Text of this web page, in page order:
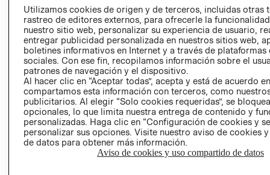
AVISO DE
PRIVACIDAD
GIFT CARD
AVISO DE
COOKIES
Uruguay ($U)
Utilizamos cookies de origen y de terceros, incluidas otras
rastreo de editores externos, para ofrecerle la
nuestro sitio web, personalizar su experiencia de usuario,
entregar publicidad personalizada en nuestros sitios web,
boletines informativos en Internet y a través de plataformas
sociales. Con ese fin, recopilamos información sobre el
patrones de navegación y el dispositivo.
Al hacer clic en “Aceptar todas”, acepta y está de acuerdo
compartamos esta información con terceros, como
publicitarios. Al elegir “Solo cookies requeridas”, se
opcionales, lo que limita nuestra entrega de contenido y
personalizadas. Haga clic en “Configuración de cookies y
personalizar sus opciones. Visite nuestro aviso de cookies
de datos para obtener más información.
Aviso de cookies y uso compartido de datos